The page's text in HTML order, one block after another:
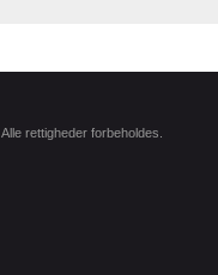
, Alle rettigheder forbeholdes.